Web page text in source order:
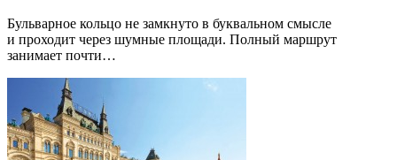
Бульварное кольцо не замкнуто в буквальном смысле
и проходит через шумные площади. Полный маршрут
занимает почти…